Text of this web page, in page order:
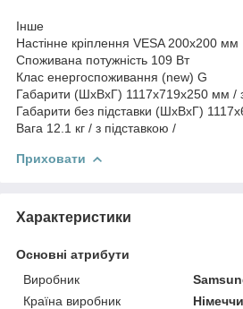
Інше
Настінне кріплення VESA 200х200 мм
Споживана потужність 109 Вт
Клас енергоспоживання (new) G
Габарити (ШхВхГ) 1117x719x250 мм /
Габарити без підставки (ШхВхГ)
Вага 12.1 кг / з підставкою /
Приховати
Характеристики
Основні атрибути
Виробник
Країна виробник